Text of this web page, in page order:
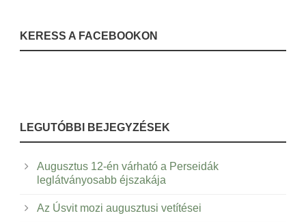
KERESS A FACEBOOKON
LEGUTÓBBI BEJEGYZÉSEK
Augusztus 12-én várható a Perseidák
leglátványosabb éjszakája
Az Úsvit mozi augusztusi vetítései